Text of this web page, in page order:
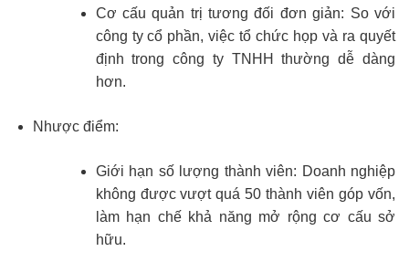
Cơ cấu quản trị tương đối đơn giản: So với
công ty cổ phần, việc tổ chức họp và ra quyết
định trong công ty TNHH thường dễ dàng
hơn.
Nhược điểm:
Giới hạn số lượng thành viên: Doanh nghiệp
không được vượt quá 50 thành viên góp vốn,
làm hạn chế khả năng mở rộng cơ cấu sở
hữu.